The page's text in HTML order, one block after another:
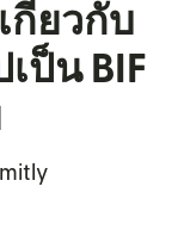
กี่ยวกับ
เป็น BIF